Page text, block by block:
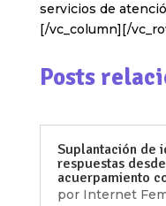
servicios de
[/vc_column][/
Posts
Suplantación de
respuestas
acuerpamiento
por Internet